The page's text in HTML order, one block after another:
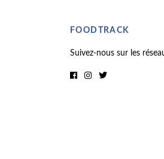
FOODTRACK
Suivez-nous sur les